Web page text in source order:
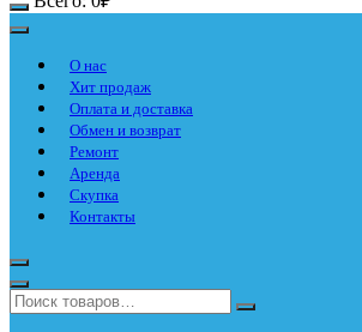
О нас
Хит продаж
Оплата и доставка
Обмен и возврат
Ремонт
Аренда
Скупка
Контакты